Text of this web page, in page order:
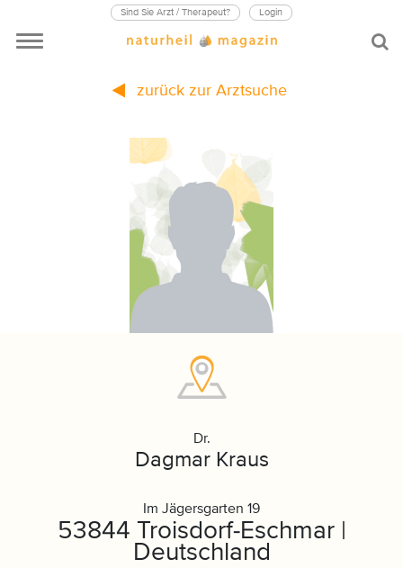
Sind Sie Arzt / Therapeut? Login
zurück zur Arztsuche
Dr.
Dagmar Kraus
Im Jägersgarten 19
53844 Troisdorf-Eschmar |
Deutschland